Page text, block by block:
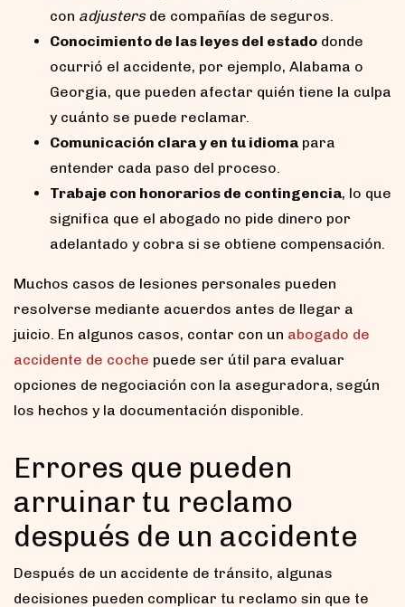
con adjustersde compañías de seguros.
Conocimiento de las leyes del estado donde
ocurrió el accidente, por ejemplo, Alabama o
Georgia, que pueden afectar quién tiene la culpa
y cuánto se puede reclamar.
Comunicación clara y en tu idioma para
entender cada paso del proceso.
Trabaje con honorarios de contingencia, lo que
significa que el abogado no pide dinero por
adelantado y cobra si se obtiene compensación.
Muchos casos de lesiones personales pueden
resolverse mediante acuerdos antes de llegar a
juicio. En algunos casos, contar con un abogado de
accidente de coche puede ser útil para evaluar
opciones de negociación con la aseguradora, según
los hechos y la documentación disponible.
Errores que pueden
arruinar tu reclamo
después de un accidente
Después de un accidente de tránsito, algunas
decisiones pueden complicar tu reclamo sin que te